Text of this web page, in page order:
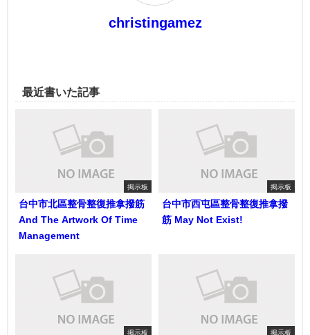
christingamez
最近書いた記事
掲示板
台中市北區整骨整復推拿撥筋
And The Artwork Of Time
Management
掲示板
台中市西屯區整骨整復推拿撥
筋 May Not Exist!
掲示板 掲示板